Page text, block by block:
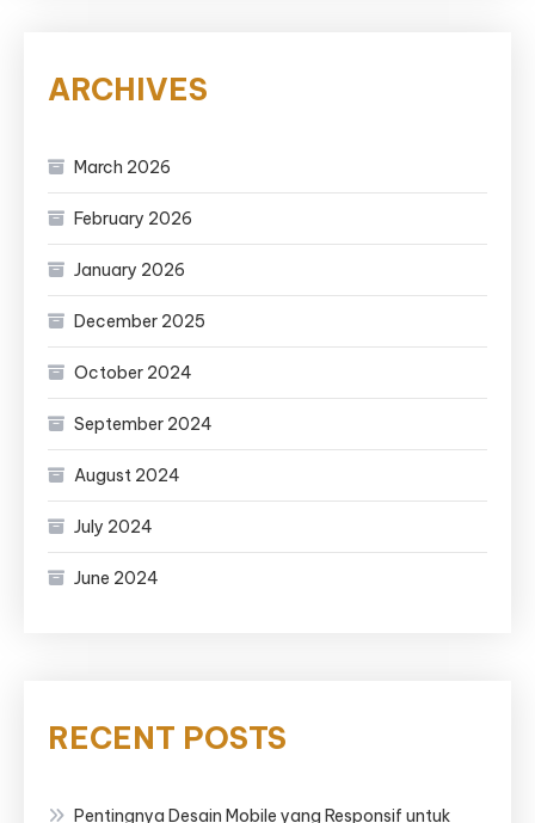
ARCHIVES
March 2026
February 2026
January 2026
December 2025
October 2024
September 2024
August 2024
July 2024
June 2024
RECENT POSTS
Pentingnya Desain Mobile yang Responsif untuk